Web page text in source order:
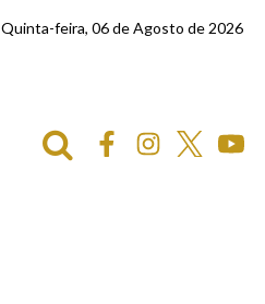
Quinta-feira, 06 de Agosto de 2026